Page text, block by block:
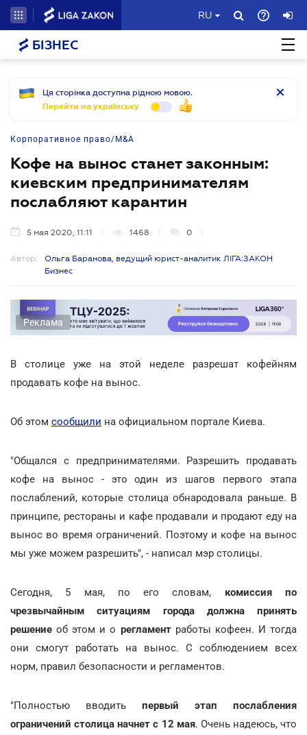
RU
БІЗНЕС
Ця сторінка доступна рідною мовою.
Перейти на українську
Корпоративное право/M&A
Кофе на вынос станет законным:
киевским предпринимателям
послабляют карантин
5 мая 2020, 11:11 1468 0
Автор:
Ольга Баранова, ведущий юрист-аналитик ЛІГА:ЗАКОН
Бизнес
Реклама
В столице уже на этой неделе разрешат кофейням
продавать кофе на вынос.
Об этом сообщили на официальном портале Киева.
"Общался с предпринимателями. Разрешить продавать
кофе на вынос - это один из шагов первого этапа
послаблений, которые столица обнародовала раньше. В
принципе, рестораны и кафе продавали и продают еду на
вынос во время ограничений. Поэтому и кофе на вынос
мы уже можем разрешить", - написал мэр столицы.
Сегодня, 5 мая, по его словам, комиссия по
чрезвычайным ситуациям города должна принять
решение об этом и о регламентработы кофеен. И тогда
они смогут работать на вынос. С соблюдением всех
норм, правил безопасности и регламентов.
"Полностью вводить первый этап послабления
ограничений столица начнет с 12 мая. Очень надеюсь, что